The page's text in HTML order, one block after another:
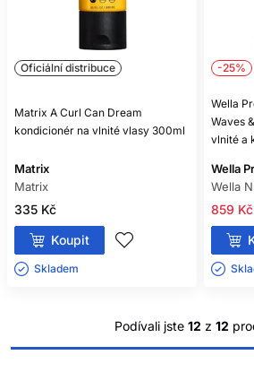
Pokud máte citlivou pokožku,
sledujte reakci. Při přetrvávajícím
výrazném šupinatění řešte
NEJČASTĚJŠÍ
Časté je použití příliš velkého
hutných produktů. Chybou je také
vlnité vlasy potřebují
Při změně kondicionéru upravujte
snadněji zjistíte, zda rozdíl způsobila
nebo technika.
ČASTÉ
Oficiální distribuce
Matrix A Curl Can Dream
kondicionér na vlnité vlasy 300ml
Matrix
Matrix
335 Kč
Koupit
Skladem ㅤ
-25%
Wella
Waves
vlnité a
Wella
Wella
859 Kč
Podívali jste 12 z 12